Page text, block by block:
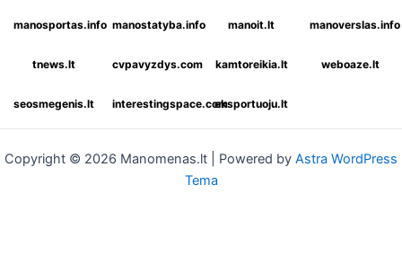
manosportas.info manostatyba.info manoit.lt manoverslas.info
tnews.lt cvpavyzdys.com kamtoreikia.lt weboaze.lt
seosmegenis.lt interestingspace.comeksportuoju.lt
Copyright © 2026 Manomenas.lt | Powered by Astra WordPress
Tema